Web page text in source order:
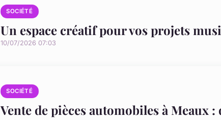
SOCIÉTÉ
Un espace créatif pour vos projets
10/07/2026 07:03
SOCIÉTÉ
Vente de pièces automobiles à Meaux